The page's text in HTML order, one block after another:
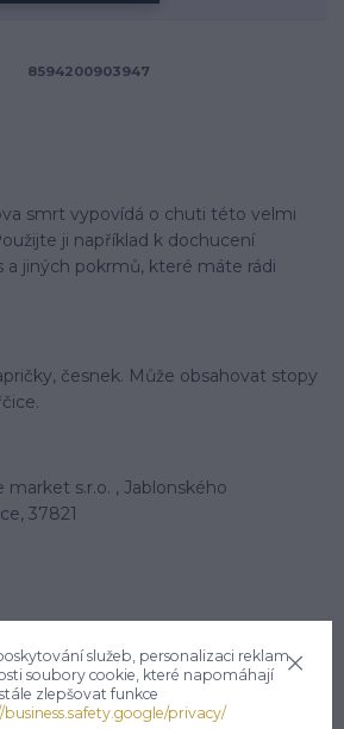
8594200903947
smrt vypovídá o chuti této velmi
ji například k dochucení
a jiných pokrmů, které máte rádi
česnek. Může obsahovat stopy
market s.r.o. , Jablonského
37821
služeb, personalizaci reklam
soubory cookie, které napomáhají
zlepšovat funkce
business.safety.google/privacy/